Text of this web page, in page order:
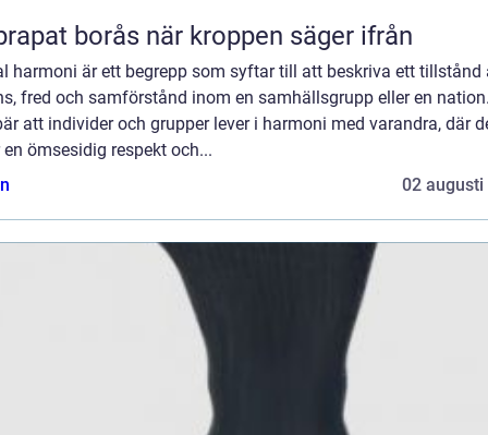
Naprapat borås när kroppen säger ifrån
harmoni är ett begrepp som syftar till att beskriva ett tillstånd
fred och samförstånd inom en samhällsgrupp eller en
att individer och grupper lever i harmoni med varandra, där
en ömsesidig respekt och...
02 augusti